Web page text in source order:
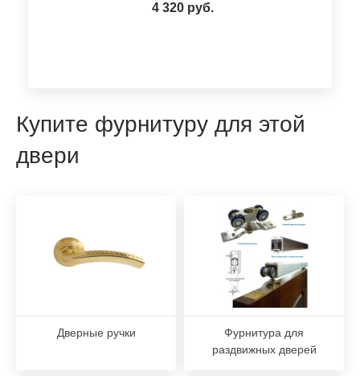
4 320 руб.
Купите фурнитуру для этой
двери
Дверные ручки
Фурнитура для
раздвижных дверей